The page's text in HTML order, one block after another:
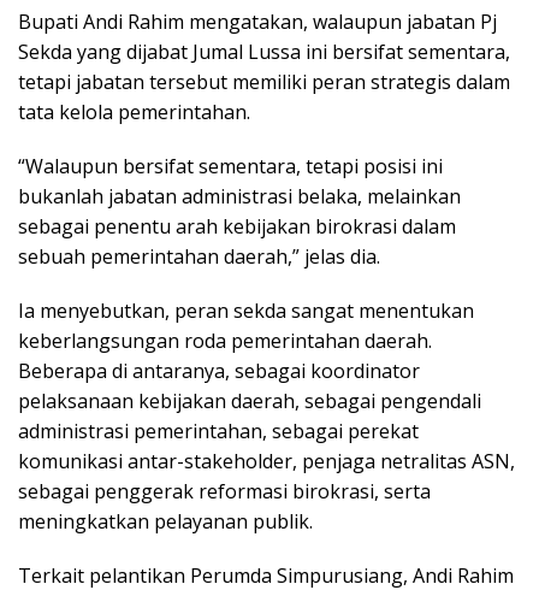
Bupati Andi Rahim mengatakan, walaupun jabatan Pj
Sekda yang dijabat Jumal Lussa ini bersifat sementara,
tetapi jabatan tersebut memiliki peran strategis dalam
tata kelola pemerintahan.
“Walaupun bersifat sementara, tetapi posisi ini
bukanlah jabatan administrasi belaka, melainkan
sebagai penentu arah kebijakan birokrasi dalam
sebuah pemerintahan daerah,” jelas dia.
Ia menyebutkan, peran sekda sangat menentukan
keberlangsungan roda pemerintahan daerah.
Beberapa di antaranya, sebagai koordinator
pelaksanaan kebijakan daerah, sebagai pengendali
administrasi pemerintahan, sebagai perekat
komunikasi antar-stakeholder, penjaga netralitas ASN,
sebagai penggerak reformasi birokrasi, serta
meningkatkan pelayanan publik.
Terkait pelantikan Perumda Simpurusiang, Andi Rahim